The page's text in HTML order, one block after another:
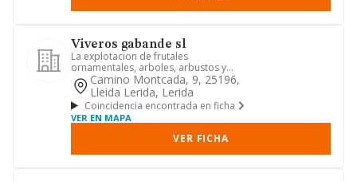
Viveros gabande sl
La explotacion de frutales
ornamentales, arboles, arbustos y
plantas naturales
Camino Montcada, 9, 25196,
Lleida Lerida, Lerida
Coincidencia encontrada en ficha
VER EN MAPA
VER FICHA